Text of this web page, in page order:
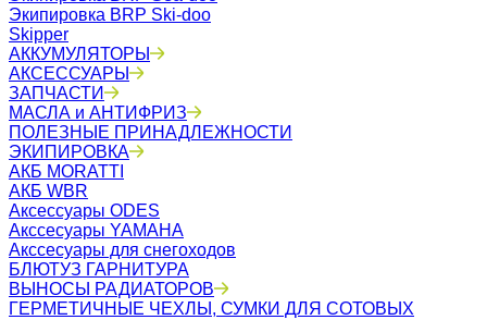
Экипировка BRP Ski-doo
Skipper
АККУМУЛЯТОРЫ
АКСЕССУАРЫ
ЗАПЧАСТИ
МАСЛА и АНТИФРИЗ
ПОЛЕЗНЫЕ ПРИНАДЛЕЖНОСТИ
ЭКИПИРОВКА
АКБ MORATTI
АКБ WBR
Аксессуары ODES
Акссесуары YAMAHA
Акссесуары для снегоходов
БЛЮТУЗ ГАРНИТУРА
ВЫНОСЫ РАДИАТОРОВ
ГЕРМЕТИЧНЫЕ ЧЕХЛЫ, СУМКИ ДЛЯ СОТОВЫХ